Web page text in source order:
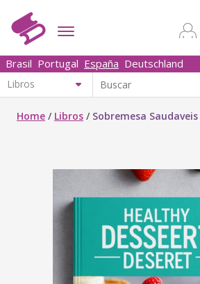
Brasil Portugal España Deutschland
Home / Libros / Sobremesa Saudaveis